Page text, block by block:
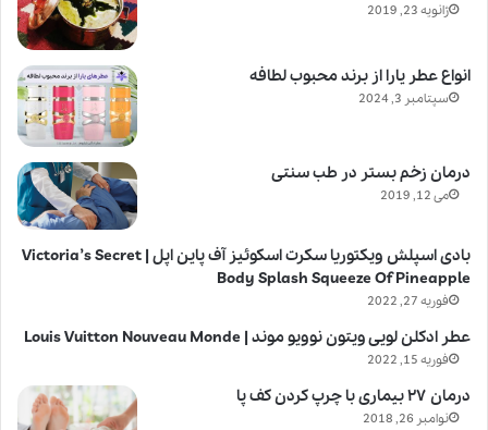
ژانویه 23, 2019
انواع عطر یارا از برند محبوب لطافه
سپتامبر 3, 2024
درمان زخم بستر در طب سنتی
می 12, 2019
بادی اسپلش ویکتوریا سکرت اسکوئیز آف پاین اپل | Victoria’s Secret
Body Splash Squeeze Of Pineapple
فوریه 27, 2022
عطر ادکلن لویی ویتون نوویو موند | Louis Vuitton Nouveau Monde
فوریه 15, 2022
درمان ۲۷ بیماری با چرپ کردن کف پا
نوامبر 26, 2018